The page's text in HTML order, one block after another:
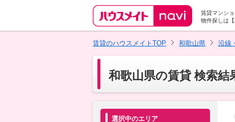
賃貸マンシ
物件探しは
賃貸のハウスメイトTOP
和歌山県 沿線
和歌山県の賃貸 検索結
選択中のエリア